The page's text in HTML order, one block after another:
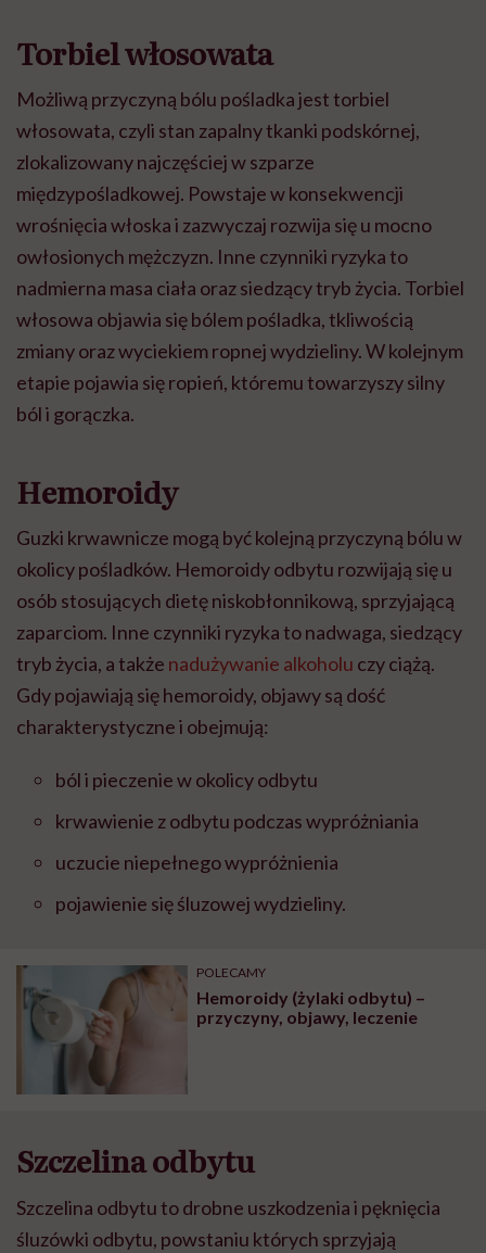
Torbiel włosowata
Możliwą przyczyną bólu pośladka jesttorbiel
włosowata, czyli stan zapalny tkanki podskórnej,
zlokalizowany najczęściej w szparze
międzypośladkowej. Powstaje w konsekwencji
wrośnięcia włoska i zazwyczaj rozwija się u mocno
owłosionych mężczyzn. Inne czynniki ryzyka to
nadmierna masa ciała oraz siedzący tryb życia. Torbiel
włosowa objawia się bólem pośladka, tkliwością
zmiany oraz wyciekiem ropnej wydzieliny. W kolejnym
etapie pojawia się ropień, któremu towarzyszy silny
ból i gorączka.
Hemoroidy
Guzki krwawnicze mogą być kolejną przyczyną bólu w
okolicy pośladków. Hemoroidy odbytu rozwijają się u
osób stosujących dietę niskobłonnikową, sprzyjającą
zaparciom. Inne czynniki ryzyka to nadwaga, siedzący
tryb życia, a także nadużywanie alkoholu czy ciążą.
Gdy pojawiają się hemoroidy, objawy są dość
charakterystyczne i obejmują:
ból i pieczenie w okolicy odbytu
krwawienie z odbytu podczas wypróżniania
uczucie niepełnego wypróżnienia
pojawienie się śluzowej wydzieliny.
POLECAMY
Hemoroidy (żylaki odbytu) –
przyczyny, objawy, leczenie
Szczelina odbytu
Szczelina odbytuto drobne uszkodzenia i pęknięcia
śluzówki odbytu, powstaniu których sprzyjają